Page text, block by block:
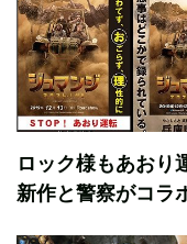
ロック様もあおり
新作と警察がコラ